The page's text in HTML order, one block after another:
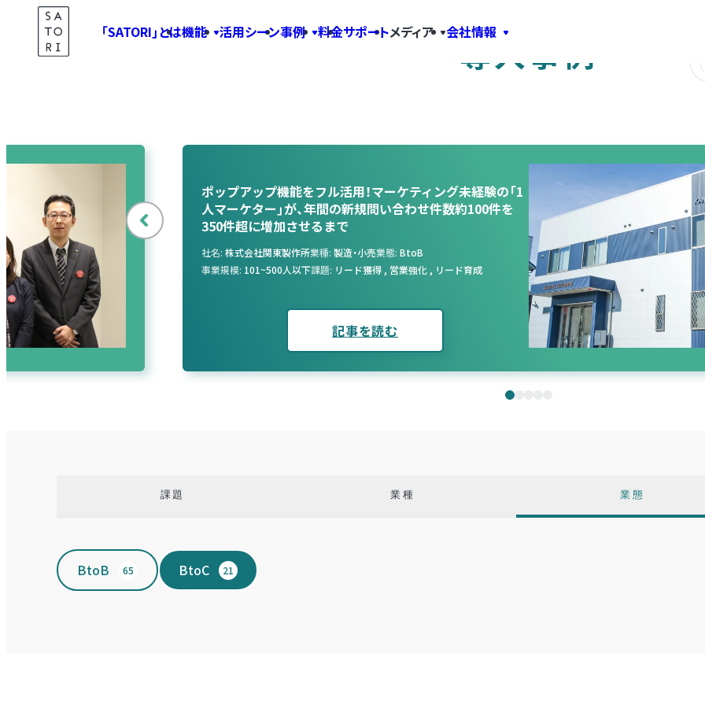
content
「SATORI」とは機能 活用シーン事例 料金サポートメディア 会社情報
導入事例
前
へ
ポップアップ機能をフル活用！マーケティング未経験の「1
人マーケター」が、年間の新規問い合わせ件数約100件を
350件超に増加させるまで
社名 株式会社関東製作所業種 製造・小売業態 BtoB
事業規模 101~500人以下課題 リード獲得 , 営業強化 , リード育成
記事を読む
課題 業種 業態
BtoB 65 BtoC 21